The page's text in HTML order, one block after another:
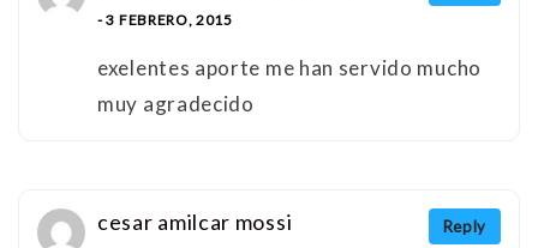
- 3 FEBRERO, 2015
exelentes aporte me han servido mucho
muy agradecido
Reply
cesar amilcar mossi